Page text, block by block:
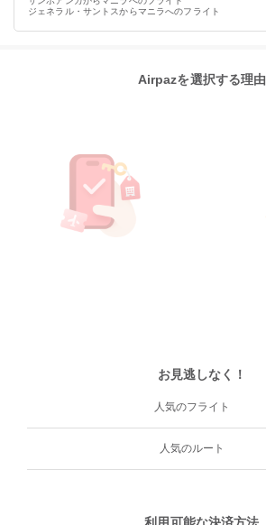
ジェネラル・サントスからマニラへのフライト
Airpazを選択する理由
お見逃しなく！
人気のフライト
人気のルート